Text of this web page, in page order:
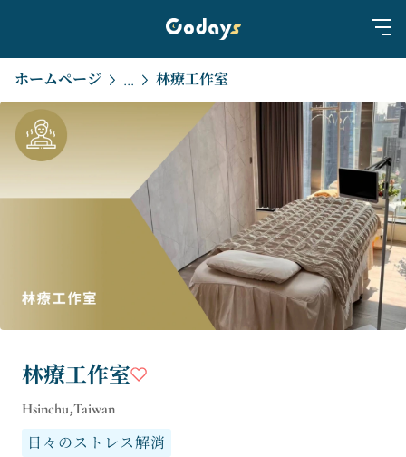
ホームページ ... 林療工作室
林療工作室
Hsinchu,Taiwan
日々のストレス解消